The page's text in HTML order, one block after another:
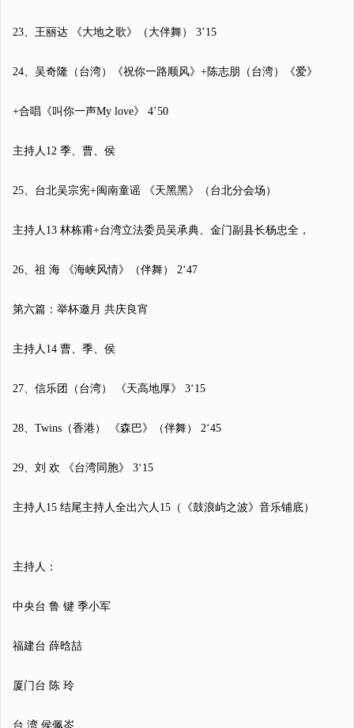
23、王丽达 《大地之歌》（大伴舞） 3’15
24、吴奇隆（台湾）《祝你一路顺风》+陈志朋（台湾）《爱》
+合唱《叫你一声My love》 4’50
主持人12 季、曹、侯
25、台北吴宗宪+闽南童谣 《天黑黑》（台北分会场）
主持人13 林栋甫+台湾立法委员吴承典、金门副县长杨忠全，
26、祖 海 《海峡风情》（伴舞） 2‘47
第六篇：举杯邀月 共庆良宵
主持人14 曹、季、侯
27、信乐团（台湾） 《天高地厚》 3‘15
28、Twins（香港） 《森巴》（伴舞） 2‘45
29、刘 欢 《台湾同胞》 3‘15
主持人15 结尾主持人全出六人15（《鼓浪屿之波》音乐铺底）
主持人：
中央台 鲁 键 季小军
福建台 薛晗喆
厦门台 陈 玲
台 湾 侯佩岑